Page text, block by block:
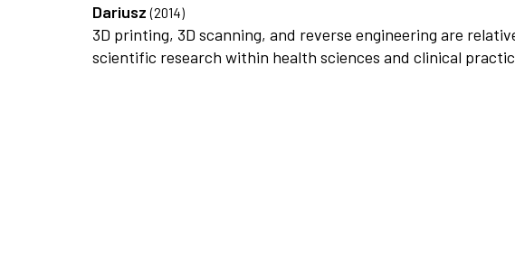
Dariusz (2014)
3D printing, 3D scanning, and reverse engineering are
scientific research within health sciences and clinical